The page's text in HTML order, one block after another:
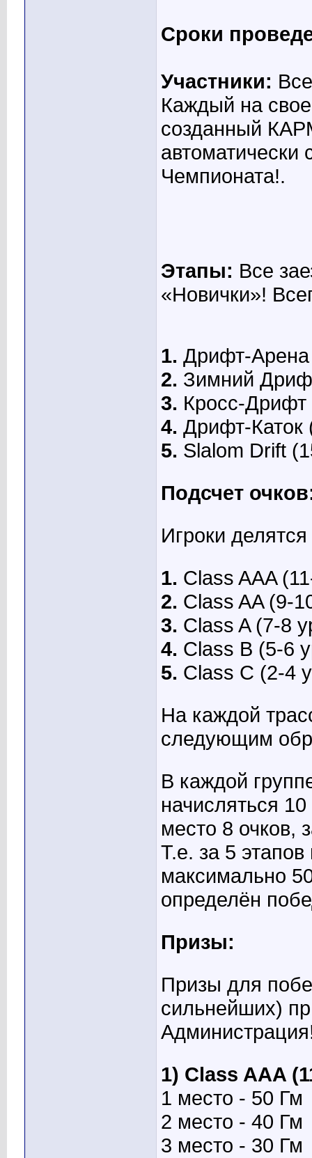
Сроки
Участники:
Каждый на
созданный
автоматически
Чемпионата!.
Этапы: Все
«Новички»!
1. Дрифт-
2. Зимний
3. Кросс-
4. Дрифт-Каток
5. Slalom Drift
Подсчет
Игроки
1. Class AAA
2. Class AA (9-
3. Class A (7-8
4. Class B (5-6
5. Class C (2-4
На каждой
следующим
В каждой
начисляться
место 8 очков,
Т.е. за 5
максимально
определён
Призы:
Призы для
сильнейших)
1) Class AAA
1 место - 50 Гм
2 место - 40 Гм
3 место - 30 Гм